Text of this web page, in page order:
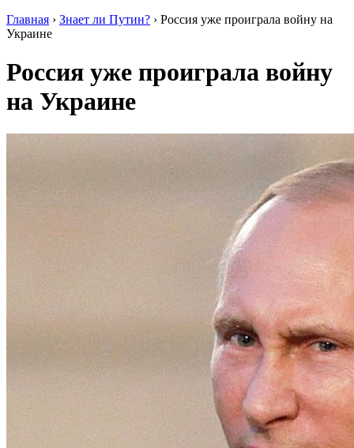
Главная › Знает ли Путин? › Россия уже проиграла войну на
Украине
Россия уже проиграла войну
на Украине